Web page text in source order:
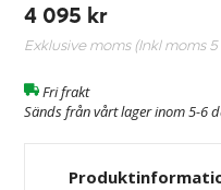
4 095 kr
Exklusive moms (Inkl moms5
Fri frakt
Sänds från vårt lager inom 5-6